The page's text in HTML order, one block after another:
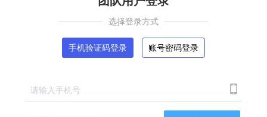
选择登录方式
手机验证码登录 账号密码登录
